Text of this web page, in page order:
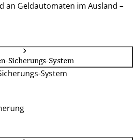
an Geldautomaten im Ausland –
Sicherungs-System
System